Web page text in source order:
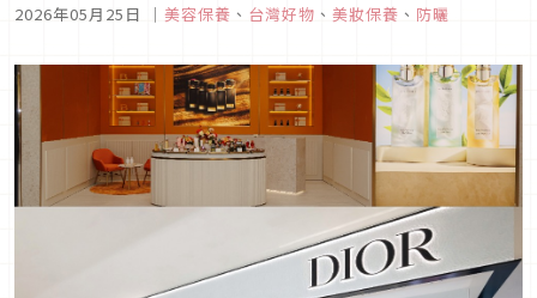
勤、妝後補擦、海邊旅行到敏弱肌舒緩，全面防禦熱傷害。
2026年05月25日 ｜ 美容保養 、 台灣好物 、 美妝保養 、 防曬